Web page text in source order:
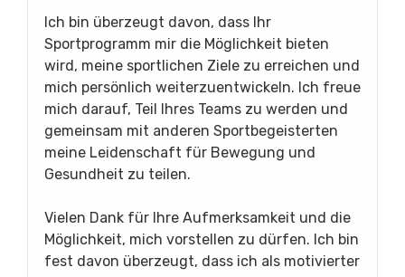
Ich bin überzeugt davon, dass Ihr
Sportprogramm mir die Möglichkeit bieten
wird, meine sportlichen Ziele zu erreichen und
mich persönlich weiterzuentwickeln. Ich freue
mich darauf, Teil Ihres Teams zu werden und
gemeinsam mit anderen Sportbegeisterten
meine Leidenschaft für Bewegung und
Gesundheit zu teilen.
Vielen Dank für Ihre Aufmerksamkeit und die
Möglichkeit, mich vorstellen zu dürfen. Ich bin
fest davon überzeugt, dass ich als motivierter